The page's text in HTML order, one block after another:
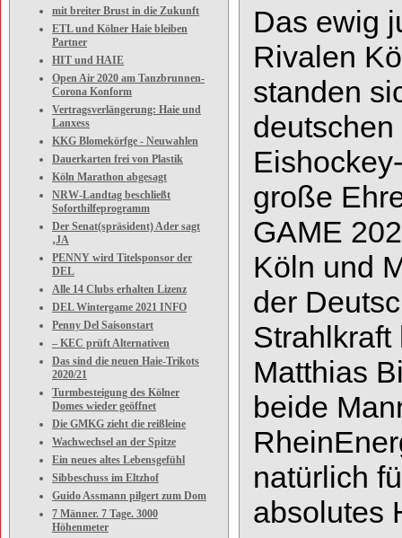
mit breiter Brust in die Zukunft
ETL und Kölner Haie bleiben
Partner
HIT und HAIE
Open Air 2020 am Tanzbrunnen-
Corona Konform
Vertragsverlängerung: Haie und
Lanxess
KKG Blomekörfge - Neuwahlen
Dauerkarten frei von Plastik
Köln Marathon abgesagt
NRW-Landtag beschließt
Soforthilfeprogramm
Der Senat(spräsident) Ader sagt
‚JA
PENNY wird Titelsponsor der
DEL
Alle 14 Clubs erhalten Lizenz
DEL Wintergame 2021 INFO
Penny Del Saisonstart
– KEC prüft Alternativen
Das sind die neuen Haie-Trikots
2020/21
Turmbesteigung des Kölner
Domes wieder geöffnet
Die GMKG zieht die reißleine
Wachwechsel an der Spitze
Ein neues altes Lebensgefühl
Sibbeschuss im Eltzhof
Guido Assmann pilgert zum Dom
7 Männer. 7 Tage. 3000
Höhenmeter
Das ewig
Rivalen
standen
Eishockey-
große
GAME
Köln und
der
Strahlkraft
Matthias
beide
natürlich
absolutes